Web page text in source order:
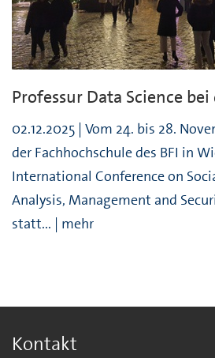
Professur Data Science bei
02.12.2025 | Vom 24. bis 28.
der Fachhochschule des BFI in
International Conference on
Analysis, Management and
statt... | mehr
Kontakt